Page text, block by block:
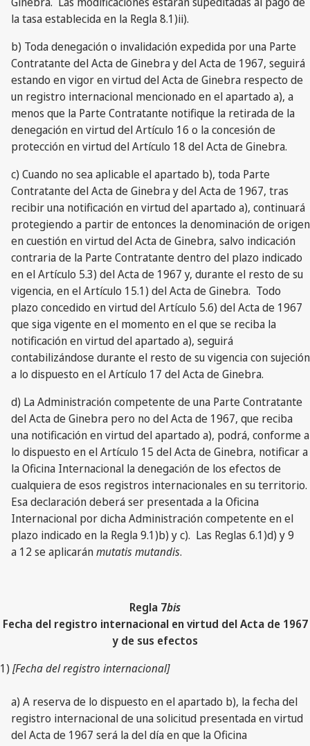
la tasa establecida en la Regla 8.1)ii).
b) Toda denegación o invalidación expedida por una Parte
Contratante del Acta de Ginebra y del Acta de 1967, seguirá
estando en vigor en virtud del Acta de Ginebra respecto de
un registro internacional mencionado en el apartado a), a
menos que la Parte Contratante notifique la retirada de la
denegación en virtud del Artículo 16 o la concesión de
protección en virtud del Artículo 18 del Acta de Ginebra.
c) Cuando no sea aplicable el apartado b), toda Parte
Contratante del Acta de Ginebra y del Acta de 1967, tras
recibir una notificación en virtud del apartado a), continuará
protegiendo a partir de entonces la denominación de origen
en cuestión en virtud del Acta de Ginebra, salvo indicación
contraria de la Parte Contratante dentro del plazo indicado
en el Artículo 5.3) del Acta de 1967 y, durante el resto de su
vigencia, en el Artículo 15.1) del Acta de Ginebra. Todo
plazo concedido en virtud del Artículo 5.6) del Acta de 1967
que siga vigente en el momento en el que se reciba la
notificación en virtud del apartado a), seguirá
contabilizándose durante el resto de su vigencia con sujeción
a lo dispuesto en el Artículo 17 del Acta de Ginebra.
d) La Administración competente de una Parte Contratante
del Acta de Ginebra pero no del Acta de 1967, que reciba
una notificación en virtud del apartado a), podrá, conforme a
lo dispuesto en el Artículo 15 del Acta de Ginebra, notificar a
la Oficina Internacional la denegación de los efectos de
cualquiera de esos registros internacionales en su territorio.
Esa declaración deberá ser presentada a la Oficina
Internacional por dicha Administración competente en el
plazo indicado en la Regla 9.1)b) y c). Las Reglas 6.1)d) y 9
a 12 se aplicaránmutatis mutandis.
Regla 7bis
Fecha del registro internacional en virtud del Acta de 1967
y de sus efectos
1) [Fecha del registro internacional]
a) A reserva de lo dispuesto en el apartado b), la fecha del
registro internacional de una solicitud presentada en virtud
del Acta de 1967 será la del día en que la Oficina